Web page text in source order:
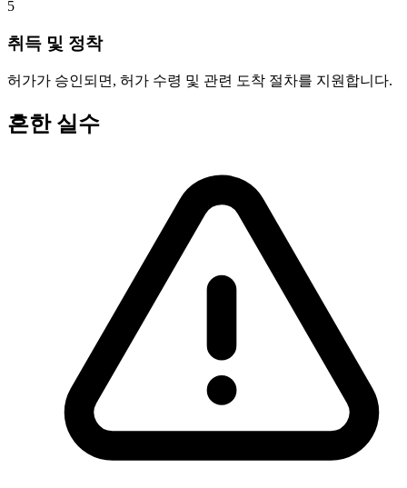
5
취득 및 정착
허가가 승인되면, 허가 수령 및 관련 도착 절차를 지원합니다.
흔한 실수